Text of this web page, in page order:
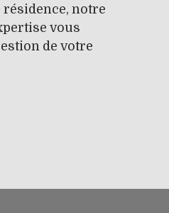
résidence, notre
vous
de votre